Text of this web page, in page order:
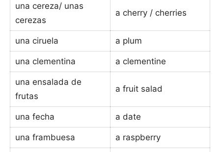
una cereza/ unas
cerezas
a cherry / cherries
una ciruela a plum
una clementina a clementine
una ensalada de
frutas
a fruit salad
una fecha a date
una frambuesa a raspberry